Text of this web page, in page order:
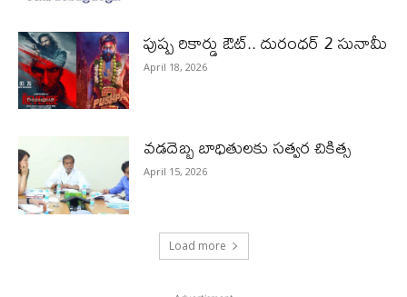
పుష్ప రికార్డు ఔట్‌.. దురంధ‌ర్ 2 సునామీ
April 18, 2026
వడదెబ్బ బాధితులకు సత్వర చికిత్స
April 15, 2026
Load more